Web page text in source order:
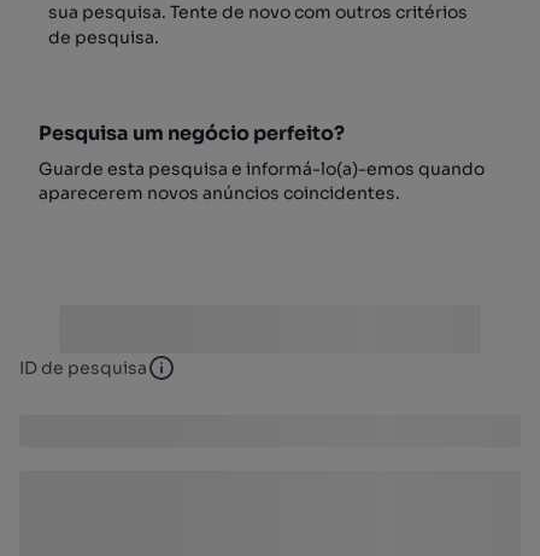
sua pesquisa. Tente de novo com outros critérios
de pesquisa.
Pesquisa um negócio perfeito?
Guarde esta pesquisa e informá-lo(a)-emos quando
aparecerem novos anúncios coincidentes.
ID de pesquisa ID de pesquisa